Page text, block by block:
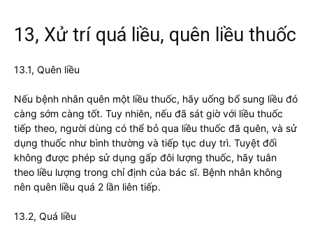
13, Xử trí quá liều, quên liều thuốc
13.1, Quên liều
Nếu bệnh nhân quên một liều thuốc, hãy uống bổ sung liều đó
càng sớm càng tốt. Tuy nhiên, nếu đã sát giờ với liều thuốc
tiếp theo, người dùng có thể bỏ qua liều thuốc đã quên, và sử
dụng thuốc như bình thường và tiếp tục duy trì. Tuyệt đối
không được phép sử dụng gấp đôi lượng thuốc, hãy tuân
theo liều lượng trong chỉ định của bác sĩ. Bệnh nhân không
nên quên liều quá 2 lần liên tiếp.
13.2, Quá liều